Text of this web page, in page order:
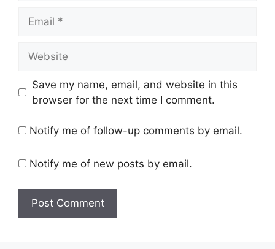
Save my name, email, and website in this
browser for the next time I comment.
Notify me of follow-up comments by email.
Notify me of new posts by email.